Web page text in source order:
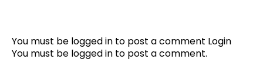
You must be logged in to post a comment Login
You must be logged in to post a comment.
Pinterest